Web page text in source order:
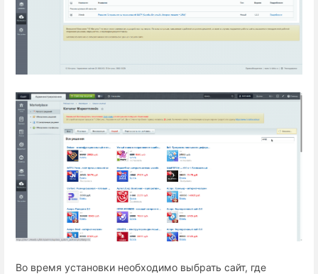
Во время установки необходимо выбрать сайт, где